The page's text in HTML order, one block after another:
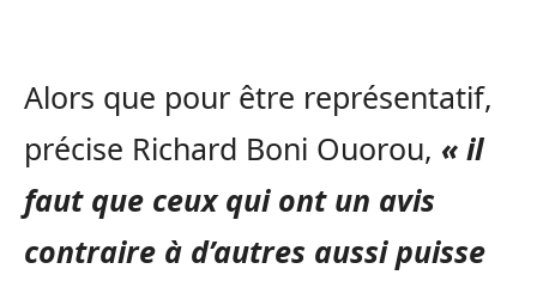
Alors que pour être représentatif,
précise Richard Boni Ouorou, « il
faut que ceux qui ont un avis
contraire à d’autres aussi puisse